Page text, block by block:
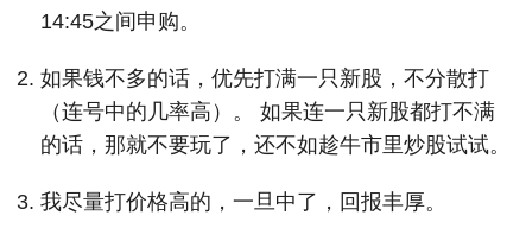
14:45之间申购。
如果钱不多的话，优先打满一只新股，不分散打
（连号中的几率高）。 如果连一只新股都打不满
的话，那就不要玩了，还不如趁牛市里炒股试试。
我尽量打价格高的，一旦中了，回报丰厚。